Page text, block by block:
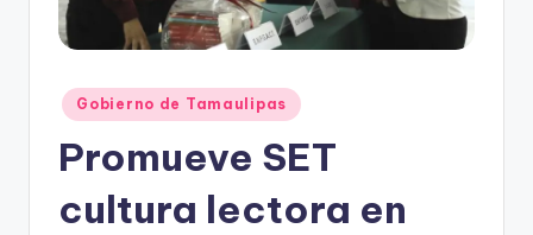
Publicado
en
Gobierno de Tamaulipas
Promueve SET
cultura lectora en